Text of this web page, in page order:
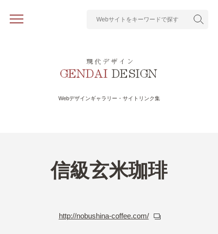
Webデザインギャラリー・サイトリンク集
信級玄米珈琲
http://nobushina-coffee.com/